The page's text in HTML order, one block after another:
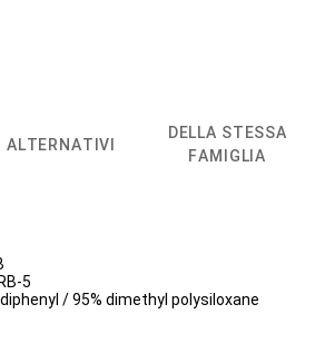
ALTERNATIVI
DELLA STESSA
FAMIGLIA
5
/ 95% dimethyl polysiloxane